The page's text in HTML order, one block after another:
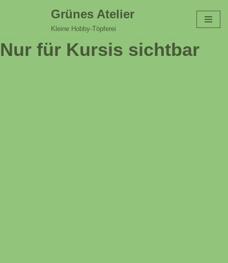
springen
Grünes Atelier
Kleine Hobby-Töpferei
Nur für Kursis sichtbar